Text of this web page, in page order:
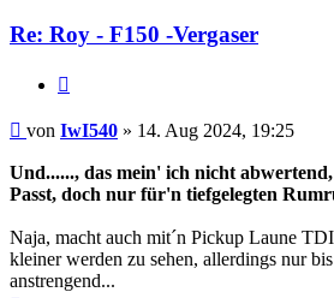
Re: Roy - F150 -Vergaser
Beitrag
von IwI540 » 14. Aug 2024, 19:25
Und......, das mein' ich nicht
Passt, doch nur für'n tiefgelegten
Naja, macht auch mit´n Pickup Laune
kleiner werden zu sehen, allerdings nur
anstrengend...